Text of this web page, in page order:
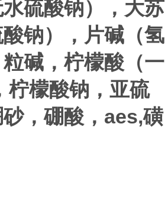
硫酸钠），大苏
钠），片碱（氢
碱，柠檬酸（一
柠檬酸钠，亚硫
，硼酸， aes,磺